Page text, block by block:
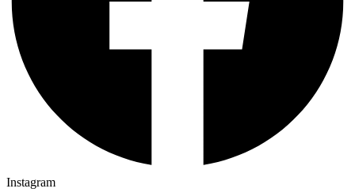
Instagram